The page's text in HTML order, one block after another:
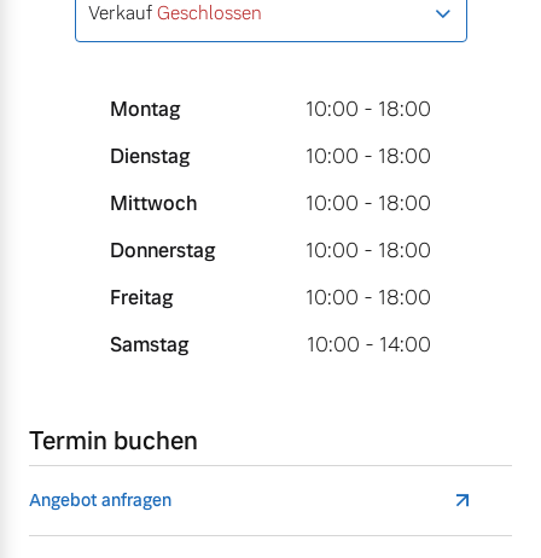
Verkauf Geschlossen
Montag
10:00 - 18:00
Dienstag
10:00 - 18:00
Mittwoch
10:00 - 18:00
Donnerstag
10:00 - 18:00
Freitag
10:00 - 18:00
Samstag
10:00 - 14:00
Termin buchen
Angebot anfragen